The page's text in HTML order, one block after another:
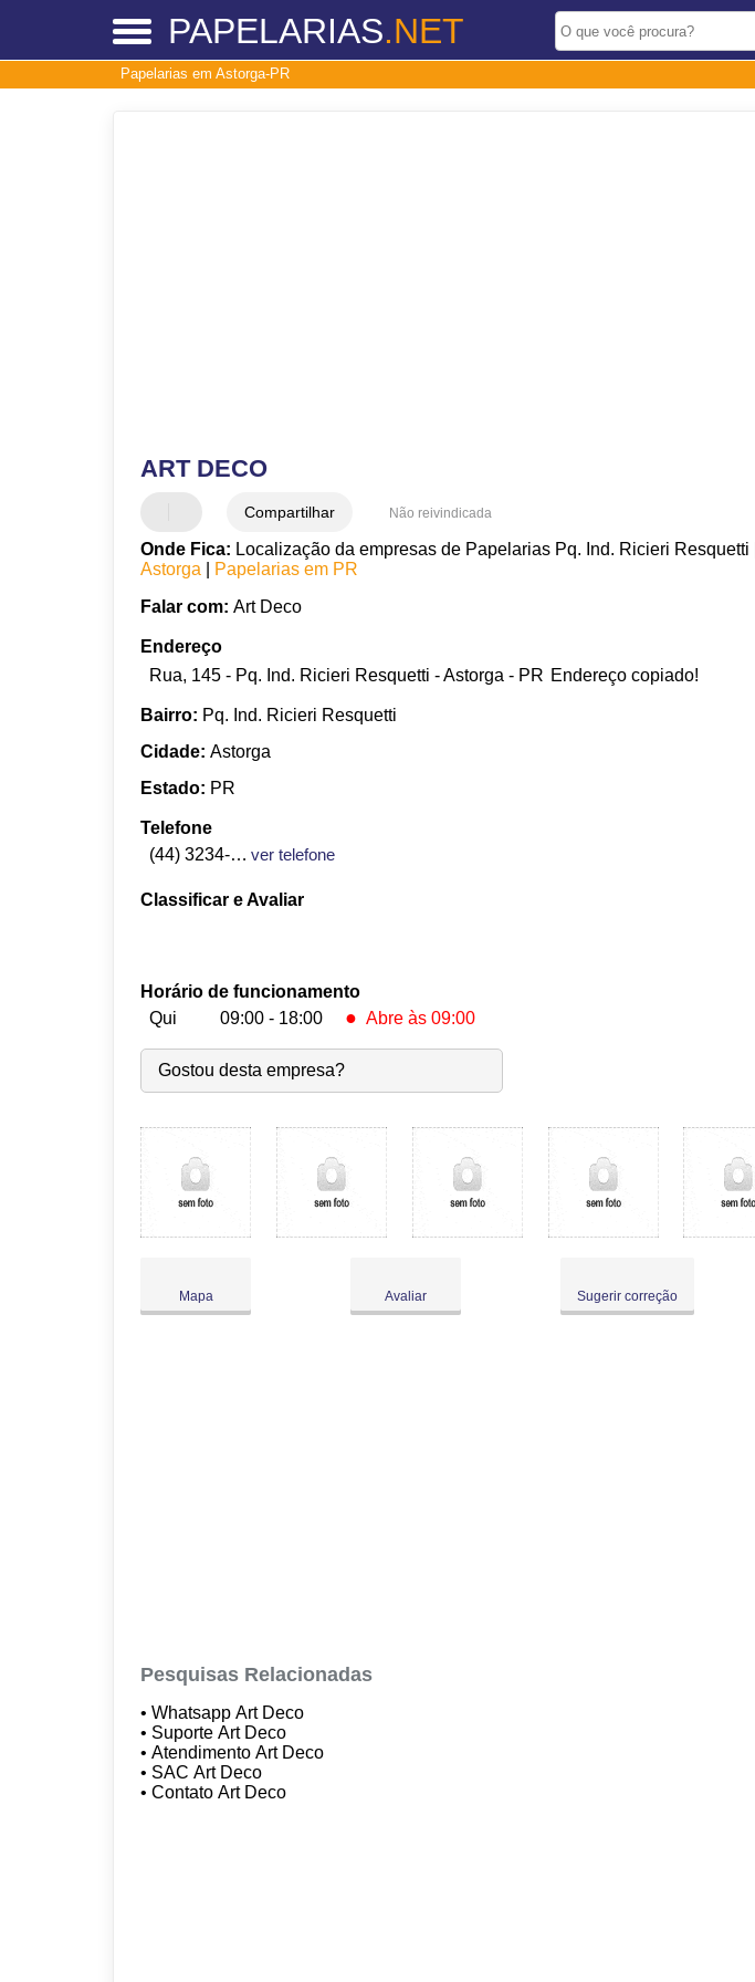
PAPELARIAS.NET
Papelarias em Astorga-PR
ART DECO
Compartilhar Não reivindicada
Onde Fica: Localização da empresas de Papelarias Pq. Ind. Ricieri Resquetti |
Astorga
Papelarias em PR
Falar com: Art Deco
Endereço
Rua, 145 - Pq. Ind. Ricieri Resquetti - Astorga - PR Endereço copiado!
Bairro: Pq. Ind. Ricieri Resquetti
Cidade: Astorga
Estado: PR
Telefone
(44) 3234-3309
ver telefone
Classificar e Avaliar
Horário de funcionamento
Qui
09:00 - 18:00 ● Abre às 09:00
Seg: 09:00
Ter:
09:00-18:00
09:00 -
Abre às 09:00
Sex:
- 18:00
Sáb:
Fechado
Fechado
Gostou desta empresa?
Mapa Avaliar Sugerir correção
Pesquisas Relacionadas
• Whatsapp Art Deco
• Suporte Art Deco
• Atendimento Art Deco
• SAC Art Deco
• Contato Art Deco